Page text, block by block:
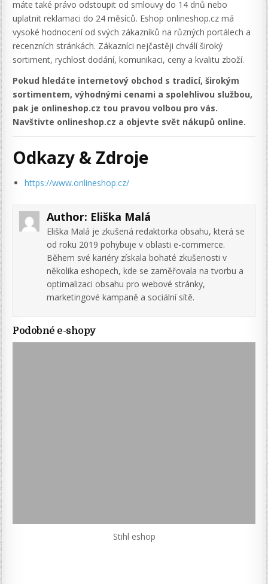
máte také právo odstoupit od smlouvy do 14 dnů nebo
uplatnit reklamaci do 24 měsíců. Eshop onlineshop.cz má
vysoké hodnocení od svých zákazníků na různých portálech a
recenzních stránkách. Zákazníci nejčastěji chválí široký
sortiment, rychlost dodání, komunikaci, ceny a kvalitu zboží.
Pokud hledáte internetový obchod s tradicí, širokým
sortimentem, výhodnými cenami a spolehlivou službou,
pak je onlineshop.cz tou pravou volbou pro vás.
Navštivte onlineshop.cz a objevte svět nákupů online.
Odkazy & Zdroje
https://www.onlineshop.cz/
Author: Eliška Malá
Eliška Malá je zkušená redaktorka obsahu, která se
od roku 2019 pohybuje v oblasti e-commerce.
Během své kariéry získala bohaté zkušenosti v
několika eshopech, kde se zaměřovala na tvorbu a
optimalizaci obsahu pro webové stránky,
marketingové kampaně a sociální sítě.
Podobné e-shopy
Stihl eshop